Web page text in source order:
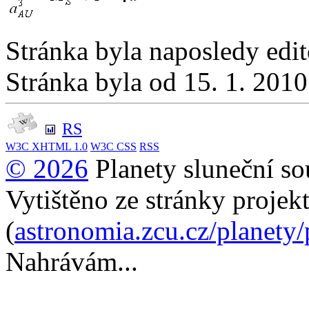
Stránka byla naposledy
Stránka byla od 15. 1.
RS
W3C XHTML 1.0 W3C CSS RSS
© 2026 Planety sluneční
Vytištěno ze stránky
(astronomia.zcu.cz/
Nahrávám...